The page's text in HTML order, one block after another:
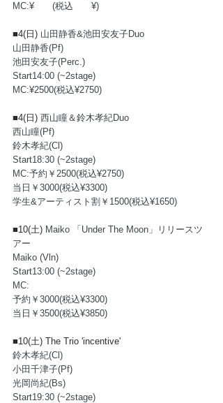
MC:¥　　(税込　　¥)
■4(日) 山田静香&池田安友子Duo
山田静香(Pf)
池田安友子(Perc.)
Start14:00 (~2stage)
MC:¥2500(税込¥2750)
■4(日) 西山瞳＆鈴木孝紀Duo
西山瞳(Pf)
鈴木孝紀(Cl)
Start18:30 (~2stage)
MC:予約￥2500(税込¥2750)
当日￥3000(税込¥3300)
学生&アーティスト割￥1500(税込¥1650)
■10(土) Maiko 「Under The Moon」リリースツ
アー
Maiko (Vln)
Start13:00 (~2stage)
MC:
予約￥3000(税込¥3300)
当日￥3500(税込¥3850)
■10(土) The Trio 'incentive'
鈴木孝紀(Cl)
小田千津子(Pf)
光岡尚紀(Bs)
Start19:30 (~2stage)